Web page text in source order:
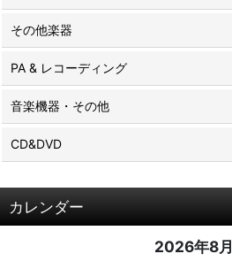
その他楽器
PA & レコーディング
音楽機器・その他
CD&DVD
カレンダー
2026年8月